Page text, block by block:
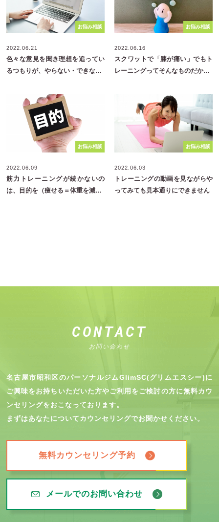
お悩み相談
2022.06.21
色々な意見を聞き理想を追ってい
るつもりが、やらない・できな…
お悩み相談
2022.06.16
スクワットで「膝が痛い」でもト
レーニングってそんなものだか…
お悩み相談
2022.06.09
筋力トレーニングが続かないの
は、目的を（痩せる＝体重を減…
お悩み相談
2022.06.03
トレーニングの動画を見ながらや
ってみても見本通りにできません
CONTACT
お問い合わせ
名古屋市昭和区のパーソナルジムGlimSC(グリムエスシー)に
ご興味をお持ちいただいた方やご利用をご検討の方に無料カウ
ンセリングをおこなっております。
まずはあなたについてカウンセリングでお聞かせください。
無料カウンセリング予約
メールでのお問い合わせ